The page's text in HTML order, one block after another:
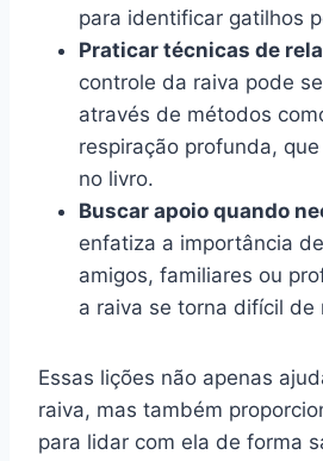
para identificar gatilhos
Praticar técnicas de
controle da raiva pode
através de métodos
respiração profunda,
no livro.
Buscar apoio quando
enfatiza a importância
amigos, familiares ou
a raiva se torna difícil de
Essas lições não apenas
raiva, mas também
para lidar com ela de forma